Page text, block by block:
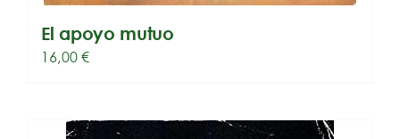
El apoyo mutuo
16,00€